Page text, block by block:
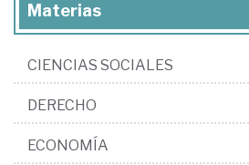
Materias
CIENCIAS SOCIALES
DERECHO
ECONOMÍA